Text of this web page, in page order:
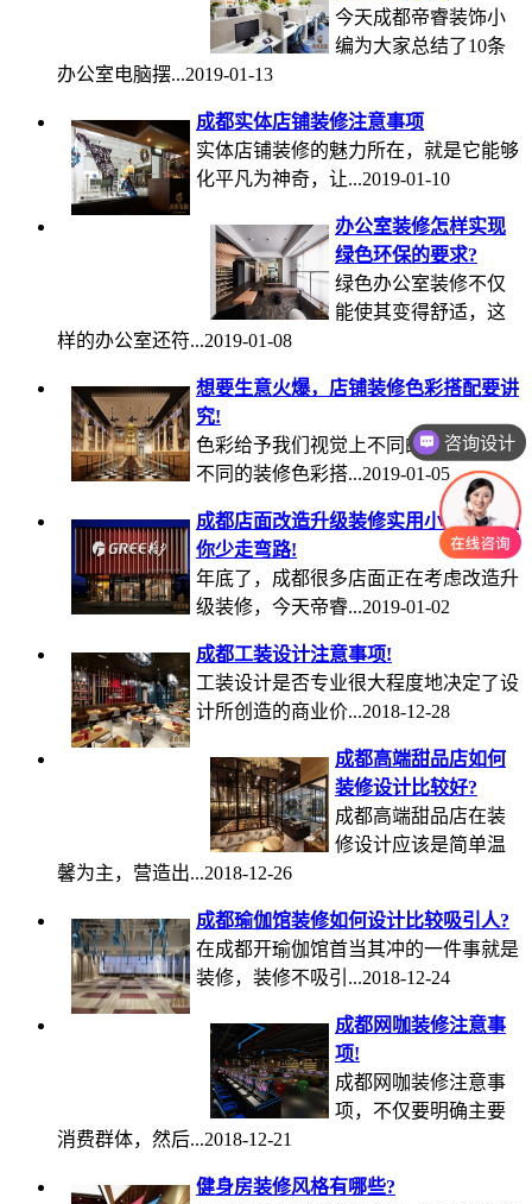
今天成都帝睿装饰小
编为大家总结了10条
办公室电脑摆...2019-01-13
成都实体店铺装修注意事项
实体店铺装修的魅力所在，就是它能够
化平凡为神奇，让...2019-01-10
办公室装修怎样实现
绿色环保的要求?
绿色办公室装修不仅
能使其变得舒适，这
样的办公室还符...2019-01-08
想要生意火爆，店铺装修色彩搭配要讲
究!
色彩给予我们视觉上不同的体验，各种
不同的装修色彩搭...2019-01-05
成都店面改造升级装修实用小技巧，让
你少走弯路!
年底了，成都很多店面正在考虑改造升
级装修，今天帝睿...2019-01-02
成都工装设计注意事项!
工装设计是否专业很大程度地决定了设
计所创造的商业价...2018-12-28
成都高端甜品店如何
装修设计比较好?
成都高端甜品店在装
修设计应该是简单温
馨为主，营造出...2018-12-26
成都瑜伽馆装修如何设计比较吸引人?
在成都开瑜伽馆首当其冲的一件事就是
装修，装修不吸引...2018-12-24
成都网咖装修注意事
项!
成都网咖装修注意事
项，不仅要明确主要
消费群体，然后...2018-12-21
健身房装修风格有哪些?
咨询设计